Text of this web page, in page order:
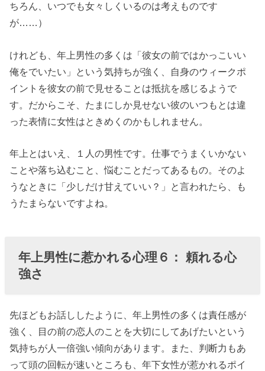
ちろん、いつでも女々しくいるのは考えものです
が……）
けれども、年上男性の多くは「彼女の前ではかっこいい
俺をでいたい」という気持ちが強く、自身のウィークポ
イントを彼女の前で見せることは抵抗を感じるようで
す。だからこそ、たまにしか見せない彼のいつもとは違
った表情に女性はときめくのかもしれません。
年上とはいえ、１人の男性です。仕事でうまくいかない
ことや落ち込むこと、悩むことだってあるもの。そのよ
うなときに「少しだけ甘えていい？」と言われたら、も
うたまらないですよね。
年上男性に惹かれる心理 ６： 頼れる心
強さ
先ほどもお話ししたように、年上男性の多くは責任感が
強く、目の前の恋人のことを大切にしてあげたいという
気持ちが人一倍強い傾向があります。また、判断力もあ
って頭の回転が速いところも、年下女性が惹かれるポイ